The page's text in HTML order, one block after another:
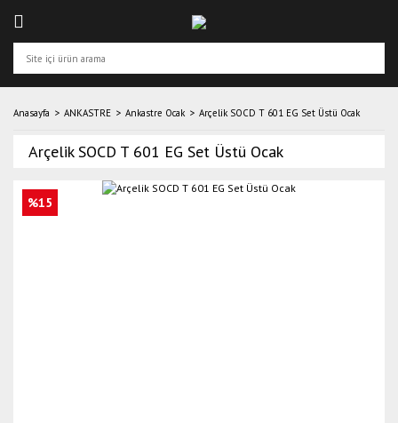
Anasayfa ANKASTRE Ankastre Ocak Arçelik SOCD T 601 EG Set Üstü Ocak
Arçelik SOCD T 601 EG Set Üstü Ocak
%15